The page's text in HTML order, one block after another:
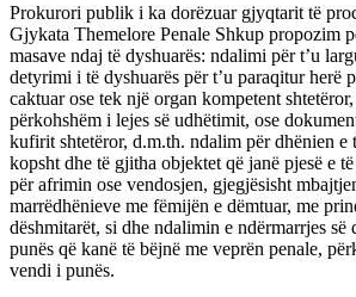
Prokurori publik i ka dorëzuar gjyqtarit të
Gjykata Themelore Penale Shkup propozim
masave ndaj të dyshuarës: ndalimi për t’u
detyrimi i të dyshuarës për t’u paraqitur herë
caktuar ose tek një organ kompetent
përkohshëm i lejes së udhëtimit, ose
kufirit shtetëror, d.m.th. ndalim për dhënien
kopsht dhe të gjitha objektet që janë pjesë e
për afrimin ose vendosjen, gjegjësisht
marrëdhënieve me fëmijën e dëmtuar, me
dëshmitarët, si dhe ndalimin e ndërmarrjes së
punës që kanë të bëjnë me veprën penale,
vendi i punës.